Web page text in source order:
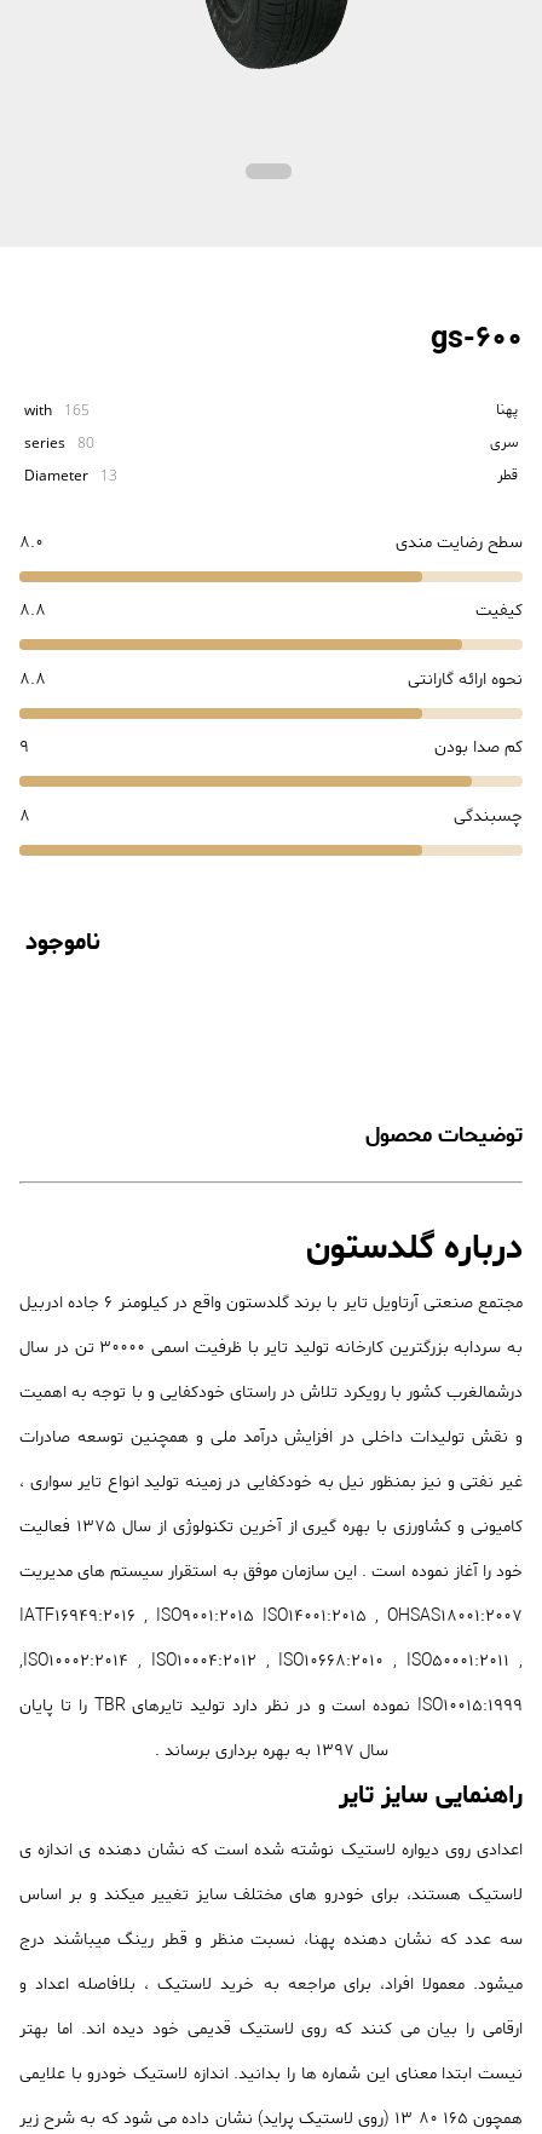
gs-600
سطح رضایت مندی 8.0
کیفیت 8.8
نحوه ارائه گارانتی 8.8
کم صدا بودن 9
چسبندگی 8
ناموجود
پهنا with 165
سری series 80
قطر Diameter 13
توضیحات محصول
درباره گلدستون
مجتمع صنعتی آرتاویل تایر با برند گلدستون واقع در کیلومنر 6 جاده ادربیل
به سردابه بزرگترین کارخانه تولید تایر با ظرفیت اسمی 30000 تن در سال
درشمالغرب کشور با رویکرد تلاش در راستای خودکفایی و با توجه به اهمیت
و نقش تولیدات داخلی در افزایش درآمد ملی و همچنین توسعه صادرات
غیر نفتی و نیز بمنظور نیل به خودکفایی در زمینه تولید انواع تایر سواری ،
کامیونی و کشاورزی با بهره گیری از آخرین تکنولوژی از سال 1375 فعالیت
خود را آغاز نموده است . این سازمان موفق به استقرار سیستم های مدیریت
IATF16949:2016 , ISO9001:2015 ISO14001:2015 , OHSAS18001:2007
,ISO10002:2014 , ISO10004:2012 , ISO10668:2010 , ISO50001:2011 ,
ISO10015:1999 نموده است و در نظر دارد تولید تایرهای TBR را تا پایان
سال 1397 به بهره برداری برساند .
راهنمایی سایز تایر
اعدادی روی دیواره لاستیک نوشته شده است که نشان دهنده ی اندازه ی
لاستیک هستند، برای خودرو های مختلف سایز تغییر میکند و بر اساس
سه عدد که نشان دهنده پهنا، نسبت منظر و قطر رینگ میباشند درج
میشود. معمولا افراد، برای مراجعه به خرید لاستیک ، بلافاصله اعداد و
ارقامی را بیان می کنند که روی لاستیک قدیمی خود دیده اند. اما بهتر
نیست ابتدا معنای این شماره ها را بدانید. اندازه لاستیک خودرو با علایمی
همچون 165 80 13 (روی لاستیک پراید) نشان داده می شود که به شرح زیر